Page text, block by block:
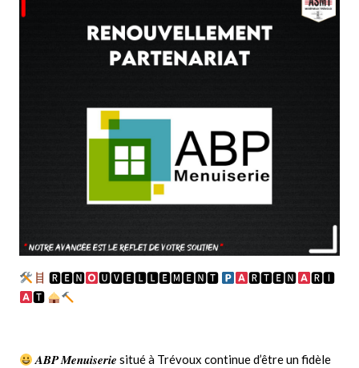
🆁🅴🅽 🆄🆅🅴🅻🅻🅴🅼🅴🅽🆃 🆁🆃🅴🅽
🆁🅸
🆃
𝑨𝑩𝑷 𝑴𝒆𝒏𝒖𝒊𝒔𝒆𝒓𝒊𝒆 situé à Trévoux continue d’être un fidèle